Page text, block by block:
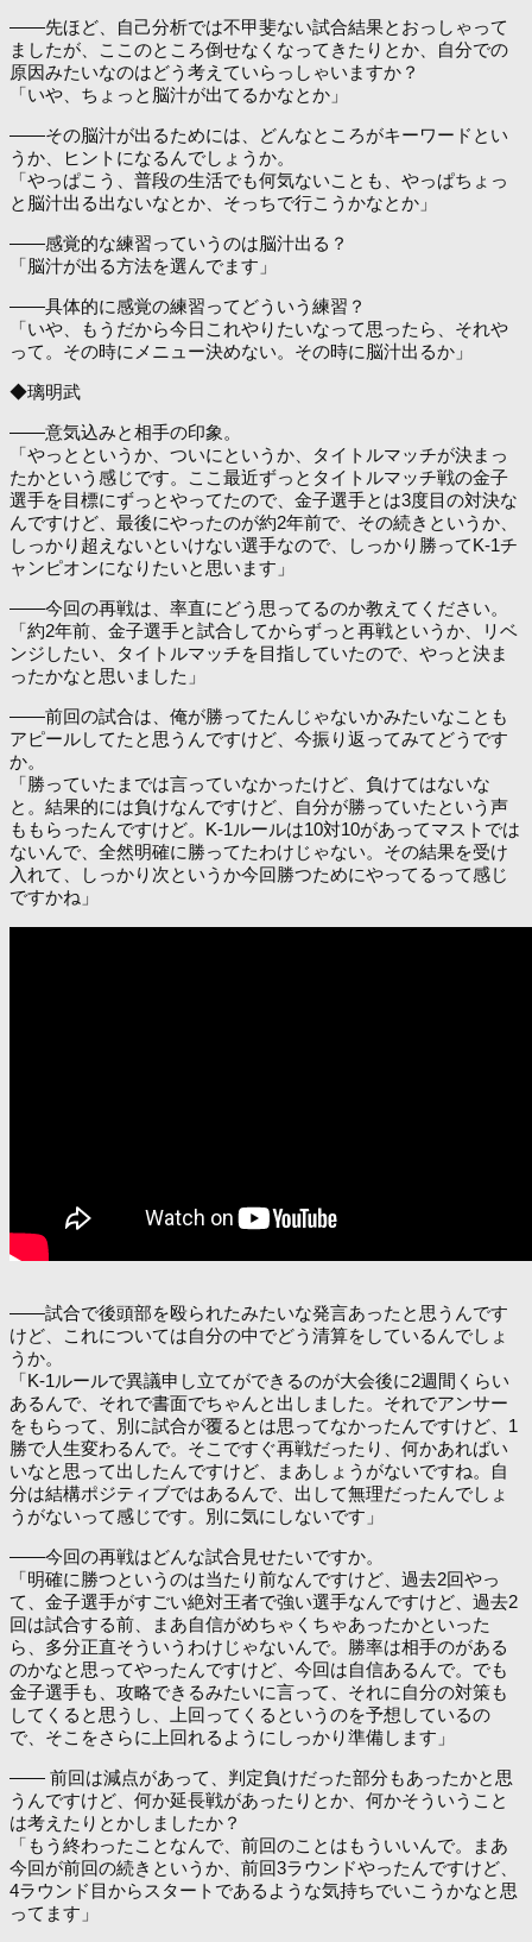
――先ほど、自己分析では不甲斐ない試合結果とおっしゃって
ましたが、ここのところ倒せなくなってきたりとか、自分での
原因みたいなのはどう考えていらっしゃいますか？
「いや、ちょっと脳汁が出てるかなとか」
――その脳汁が出るためには、どんなところがキーワードとい
うか、ヒントになるんでしょうか。
「やっぱこう、普段の生活でも何気ないことも、やっぱちょっ
と脳汁出る出ないなとか、そっちで行こうかなとか」
――感覚的な練習っていうのは脳汁出る？
「脳汁が出る方法を選んでます」
――具体的に感覚の練習ってどういう練習？
「いや、もうだから今日これやりたいなって思ったら、それや
って。その時にメニュー決めない。その時に脳汁出るか」
◆璃明武
――意気込みと相手の印象。
「やっとというか、ついにというか、タイトルマッチが決まっ
たかという感じです。ここ最近ずっとタイトルマッチ戦の金子
選手を目標にずっとやってたので、金子選手とは3度目の対決な
んですけど、最後にやったのが約2年前で、その続きというか、
しっかり超えないといけない選手なので、しっかり勝ってK-1チ
ャンピオンになりたいと思います」
――今回の再戦は、率直にどう思ってるのか教えてください。
「約2年前、金子選手と試合してからずっと再戦というか、リベ
ンジしたい、タイトルマッチを目指していたので、やっと決ま
ったかなと思いました」
――前回の試合は、俺が勝ってたんじゃないかみたいなことも
アピールしてたと思うんですけど、今振り返ってみてどうです
か。
「勝っていたまでは言っていなかったけど、負けてはないな
と。結果的には負けなんですけど、自分が勝っていたという声
ももらったんですけど。K-1ルールは10対10があってマストでは
ないんで、全然明確に勝ってたわけじゃない。その結果を受け
入れて、しっかり次というか今回勝つためにやってるって感じ
ですかね」
――試合で後頭部を殴られたみたいな発言あったと思うんです
けど、これについては自分の中でどう清算をしているんでしょ
うか。
「K-1ルールで異議申し立てができるのが大会後に2週間くらい
あるんで、それで書面でちゃんと出しました。それでアンサー
をもらって、別に試合が覆るとは思ってなかったんですけど、1
勝で人生変わるんで。そこですぐ再戦だったり、何かあればい
いなと思って出したんですけど、まあしょうがないですね。自
分は結構ポジティブではあるんで、出して無理だったんでしょ
うがないって感じです。別に気にしないです」
――今回の再戦はどんな試合見せたいですか。
「明確に勝つというのは当たり前なんですけど、過去2回やっ
て、金子選手がすごい絶対王者で強い選手なんですけど、過去2
回は試合する前、まあ自信がめちゃくちゃあったかといった
ら、多分正直そういうわけじゃないんで。勝率は相手のがある
のかなと思ってやったんですけど、今回は自信あるんで。でも
金子選手も、攻略できるみたいに言って、それに自分の対策も
してくると思うし、上回ってくるというのを予想しているの
で、そこをさらに上回れるようにしっかり準備します」
―― 前回は減点があって、判定負けだった部分もあったかと思
うんですけど、何か延長戦があったりとか、何かそういうこと
は考えたりとかしましたか？
「もう終わったことなんで、前回のことはもういいんで。まあ
今回が前回の続きというか、前回3ラウンドやったんですけど、
4ラウンド目からスタートであるような気持ちでいこうかなと思
ってます」